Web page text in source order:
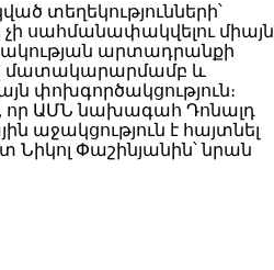
տեղեկությունների՝
չի սահմանափակվելու միայն
արտադրանքի
մատակարարմամբ և
փոխգործակցություն։
որ ԱՄՆ նախագահ Դոնալդ
աջակցություն է հայտնել
Փաշինյանին՝ նրան